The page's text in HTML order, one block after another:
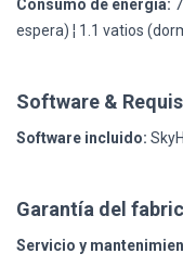
Consumo de energía:
espera) ¦ 1.1 vatios
Software &
Software incluido:
Garantía del
Servicio y